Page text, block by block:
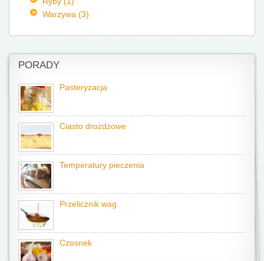
Warzywa (3)
PORADY
Pasteryzacja
Ciasto drożdżowe
Temperatury pieczenia
Przelicznik wag
Czosnek